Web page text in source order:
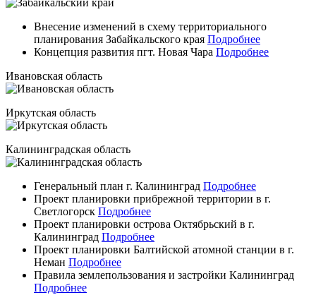
Внесение изменений в схему территориального
планирования Забайкальского края Подробнее
Концепция развития пгт. Новая Чара Подробнее
Ивановская область
Иркутская область
Калининградская область
Генеральный план г. Калининград Подробнее
Проект планировки прибрежной территории в г.
Светлогорск Подробнее
Проект планировки острова Октябрьский в г.
Калининград Подробнее
Проект планировки Балтийской атомной станции в г.
Неман Подробнее
Правила землепользования и застройки Калининград
Подробнее